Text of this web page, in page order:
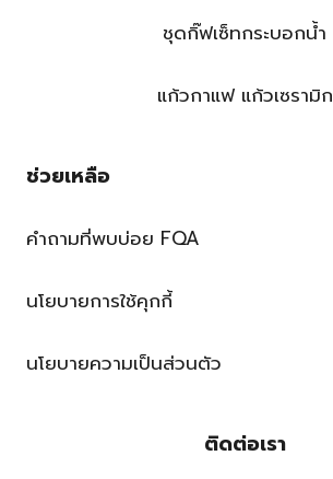
ชุดกิ๊ฟเซ็ทกระบอกน้ำ
แก้วกาแฟ แก้วเซรามิก
ช่วยเหลือ
คำถามที่พบบ่อย FQA
นโยบายการใช้คุกกี้
นโยบายความเป็นส่วนตัว
ติดต่อเรา